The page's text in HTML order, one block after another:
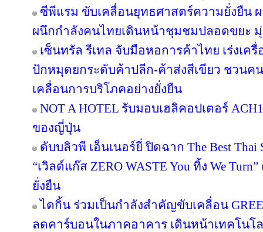
ซีพีแรม ขับเคลื่อนยุทธศาสตร์ความยั่งยืน ผ
ผนึกกำลังคนไทยเดินหน้าชุมชมปลอดขยะ มุ่
เซ็นทรัล รีเทล จับมือหอการค้าไทย เร่งเครื่
ปักหมุดยกระดับค้าปลีก-ค้าส่งสีเขียว ชวน
เคลื่อนการบริโภคอย่างยั่งยืน
NOT A HOTEL รับมอบเฮลิคอปเตอร์
ของญี่ปุ่น
ดับบลิวพี เอ็นเนอร์ยี่ ปิดฉาก The Best Thai
“เวิลด์แก๊ส ZERO WASTE You ทิ้ง We
ยั่งยืน
ไดกิ้น ร่วมเป็นกำลังสำคัญขับเคลื่อน
ลดคาร์บอนในภาคอาคาร เดินหน้าเทคโนโ